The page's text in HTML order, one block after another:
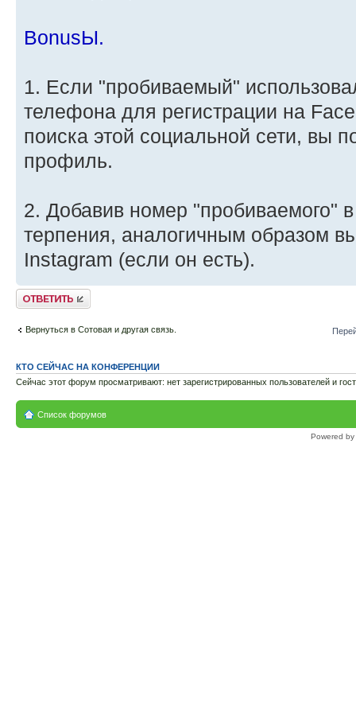
BonusЫ.
1. Если "пробиваемый"
телефона для регистрации на
поиска этой социальной сети, вы
профиль.
2. Добавив номер "пробиваемого"
терпения, аналогичным образом
Instagram (если он есть).
Ответить
Вернуться в Сотовая и другая связь.
КТО СЕЙЧАС НА КОНФЕРЕНЦИИ
Сейчас этот форум просматривают: нет зарегистрированных пользователей и
Список форумов
Powered by